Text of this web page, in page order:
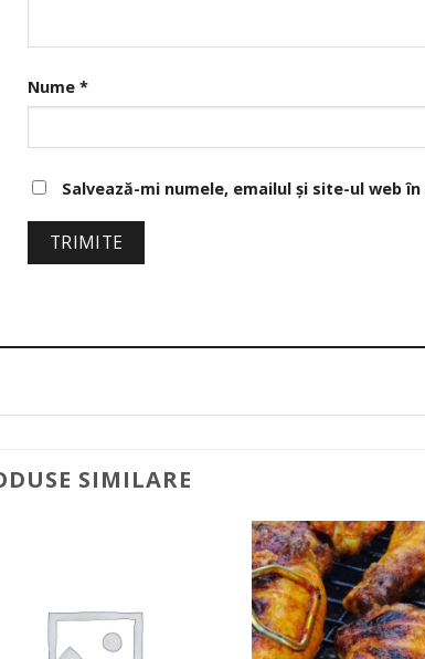
Nume *
Salvează-mi numele, emailul și site-ul web
SIMILARE